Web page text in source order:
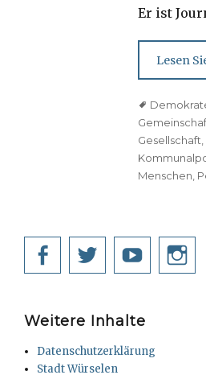
Er ist
Lesen
Tags
Gesellschaft
Menschen
Facebook
Twitter
Weitere Inhalte
Datenschutzerklärung
Stadt Würselen